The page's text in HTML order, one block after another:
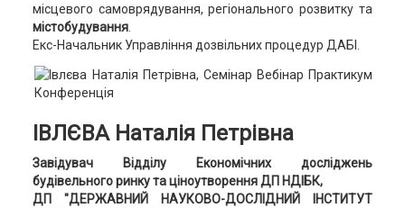
місцевого самоврядування, регіонального розвитку та
містобудування.
Екс-Начальник Управління дозвільних процедур ДАБІ.
ІВЛЄВА Наталія Петрівна
Завідувач Відділу Економічних досліджень
будівельного ринку та ціноутворення ДП НДІБК,
ДП "ДЕРЖАВНИЙ НАУКОВО-ДОСЛІДНИЙ ІНСТИТУТ